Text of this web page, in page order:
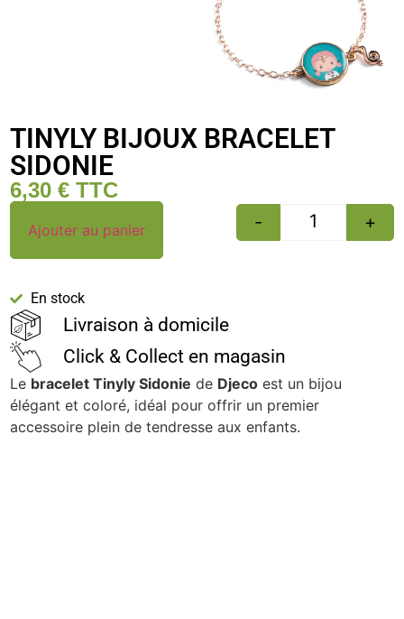
TINYLY BIJOUX BRACELET
SIDONIE
6,30€ TTC
- +
Ajouter au panier
En stock
Livraison à domicile
Click & Collect en magasin
Le bracelet Tinyly Sidonie de Djeco est un bijou
élégant et coloré, idéal pour offrir un premier
accessoire plein de tendresse aux enfants.